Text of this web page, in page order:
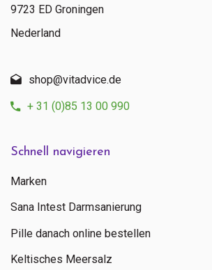
Schnell navigieren
Marken
Sana Intest Darmsanierung
Pille danach online bestellen
Keltisches Meersalz
9723 ED Groningen
Nederland
shop@vitadvice.de
+ 31 (0)85 13 00 990